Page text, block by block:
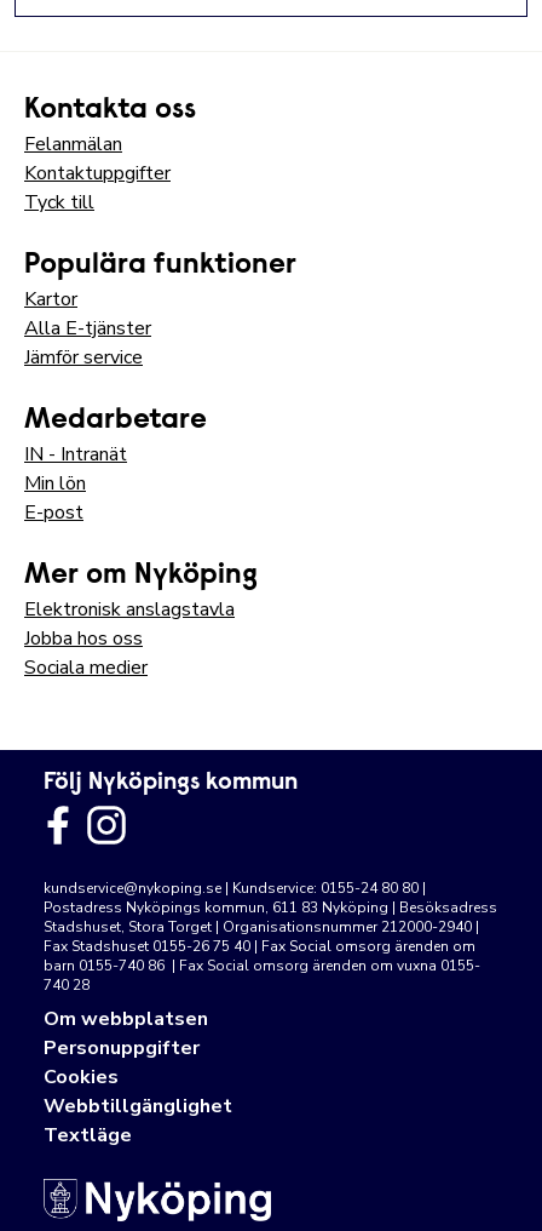
Kontakta oss
Felanmälan
Kontaktuppgifter
Tyck till
Populära funktioner
Kartor
Alla E-tjänster
Jämför service
Medarbetare
IN - Intranät
Min lön
E-post
Mer om Nyköping
Elektronisk anslagstavla
Jobba hos oss
Sociala medier
Följ Nyköpings kommun
kundservice@nykoping.se | Kundservice: 0155-24 80 80 |
Postadress Nyköpings kommun, 611 83 Nyköping | Besöksadress
Stadshuset, Stora Torget | Organisationsnummer 212000-2940 |
Fax Stadshuset 0155-26 75 40 | Fax Social omsorg ärenden om
barn 0155-740 86 | Fax Social omsorg ärenden om vuxna 0155-
740 28
Om webbplatsen
Personuppgifter
Cookies
Webbtillgänglighet
Textläge